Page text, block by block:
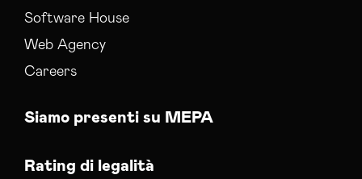
Software House
Web Agency
Careers
Siamo presenti su MEPA
Rating di legalità